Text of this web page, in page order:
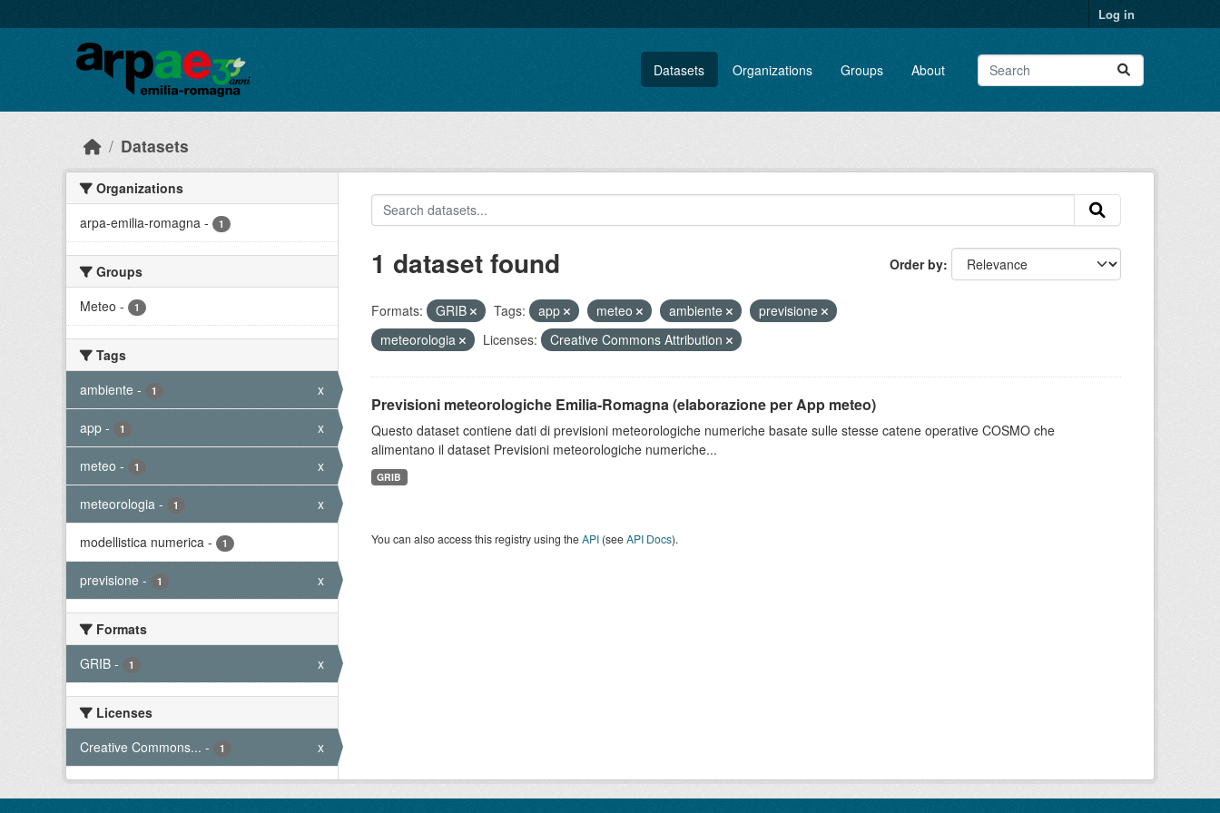
Log in
Datasets Organizations Groups About
Datasets
Organizations
arpa-emilia-romagna - 1
Groups
Meteo - 1
Tags
ambiente - 1 x
app - 1 x
meteo - 1 x
meteorologia - 1 x
modellistica numerica - 1
previsione - 1 x
Formats
GRIB - 1 x
Licenses
Creative Commons... - 1 x
Order by
1 dataset found
Formats: GRIB Tags: app meteo ambiente
previsione
meteorologia
Licenses: Creative Commons Attribution
Previsioni meteorologiche Emilia-Romagna (elaborazione per App meteo)
Questo dataset contiene dati di previsioni meteorologiche numeriche basate sulle stesse catene operative COSMO che
alimentano il dataset Previsioni meteorologiche numeriche...
GRIB
You can also access this registry using theAPI(seeAPI Docs).